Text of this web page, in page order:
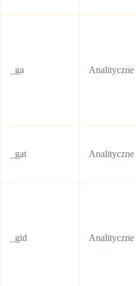
_ga Analityczne
_gat Analityczne
_gid Analityczne